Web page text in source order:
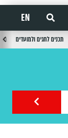
EN
תכנים לחגים ולמועדים